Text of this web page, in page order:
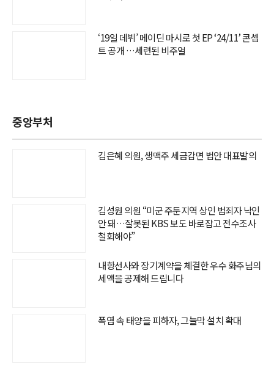
‘19일 데뷔’ 메이딘 마시로 첫 EP ‘24/11’ 콘셉
트 공개 …세련된 비주얼
중앙부처
김은혜 의원, 생맥주 세금감면 법안 대표발의
김성원 의원 “미군 주둔지역 상인 범죄자 낙인
안 돼…잘못된 KBS 보도 바로잡고 전수조사
철회해야”
내항선사와 장기계약을 체결한 우수 화주님의
세액을 공제해 드립니다
폭염 속 태양을 피하자, 그늘막 설치 확대